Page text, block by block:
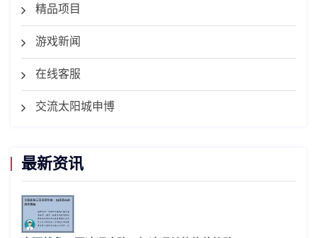
精品项目
游戏新闻
在线客服
交流太阳城申博
最新资讯